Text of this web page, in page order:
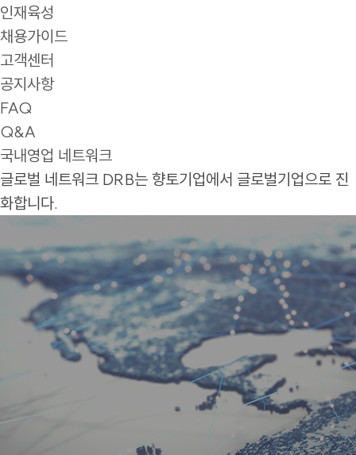
인재육성
채용가이드
고객센터
공지사항
FAQ
Q&A
국내영업 네트워크
글로벌 네트워크 DRB는 향토기업에서 글로벌기업으로 진
화합니다.